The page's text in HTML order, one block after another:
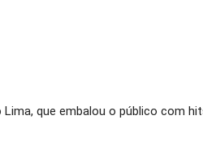
que embalou o público com